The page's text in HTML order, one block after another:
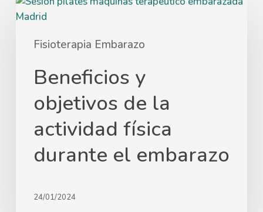
Fisioterapia Embarazo
Beneficios y
objetivos de la
actividad física
durante el embarazo
24/01/2024